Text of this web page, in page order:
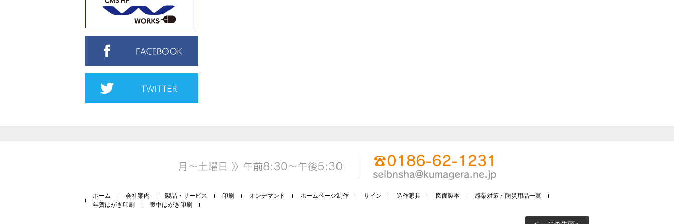
ホーム 会社案内 製品・サービス 印刷 オンデマンド ホームページ制作 サイン 造作家具 図面製本
感染対策・防災用品一覧
年賀はがき印刷
喪中はがき印刷